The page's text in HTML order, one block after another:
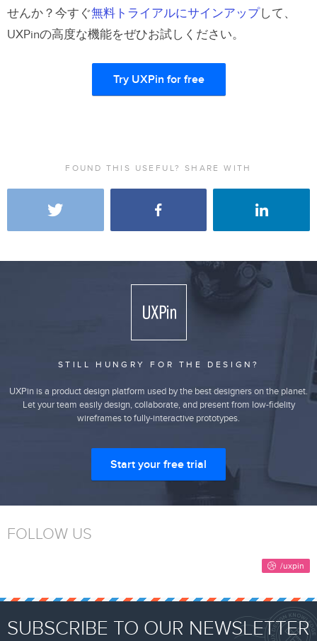
せんか？今すぐ無料トライアルにサインアップして、
UXPinの高度な機能をぜひお試しください。
Try UXPin for free
FOUND THIS USEFUL? SHARE WITH
STILL HUNGRY FOR THE DESIGN?
UXPin is a product design platform used by the best designers on the planet.
Let your team easily design, collaborate, and present from low-fidelity
wireframes to fully-interactive prototypes.
Start your free trial
FOLLOW US
SUBSCRIBE TO OUR NEWSLETTER